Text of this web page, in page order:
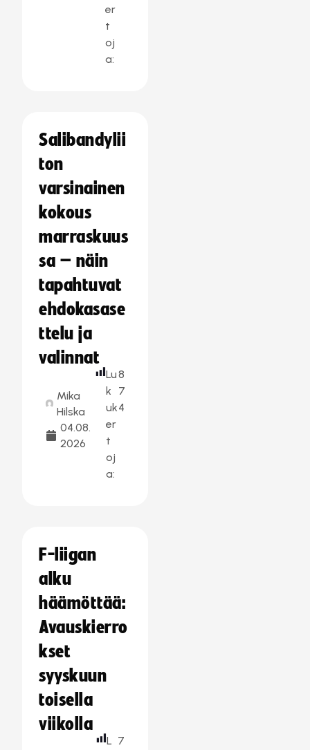
er
t
oj
a:
Salibandylii
ton
varsinainen
kokous
marraskuus
sa – näin
tapahtuvat
ehdokasase
ttelu ja
valinnat
Mika
Hilska
04.08.
2026
Lu
k
uk
er
t
oj
a:
8
7
4
F-liigan
alku
häämöttää:
Avauskierro
kset
syyskuun
toisella
viikolla
L 7